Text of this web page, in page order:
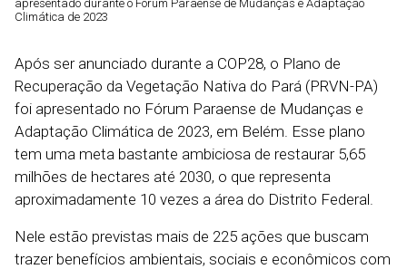
apresentado durante o Fórum Paraense de Mudanças e Adaptação
Climática de 2023
Após ser anunciado durante a COP28, o Plano de
Recuperação da Vegetação Nativa do Pará (PRVN-PA)
foi apresentado no Fórum Paraense de Mudanças e
Adaptação Climática de 2023, em Belém. Esse plano
tem uma meta bastante ambiciosa de restaurar 5,65
milhões de hectares até 2030, o que representa
aproximadamente 10 vezes a área do Distrito Federal.
Nele estão previstas mais de 225 ações que buscam
trazer benefícios ambientais, sociais e econômicos com